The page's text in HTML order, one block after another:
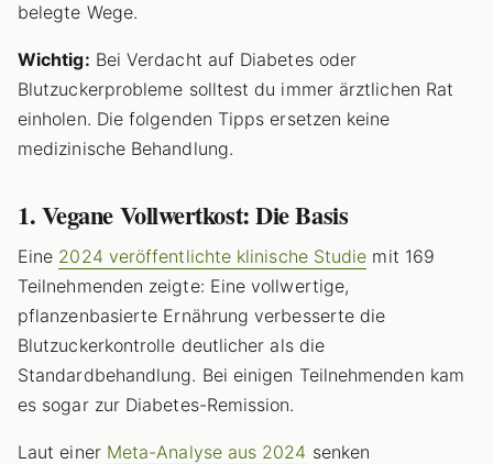
belegte Wege.
Wichtig: Bei Verdacht auf Diabetes oder
Blutzuckerprobleme solltest du immer ärztlichen Rat
einholen. Die folgenden Tipps ersetzen keine
medizinische Behandlung.
1. Vegane Vollwertkost: Die Basis
Eine 2024 veröffentlichte klinische Studie mit 169
Teilnehmenden zeigte: Eine vollwertige,
pflanzenbasierte Ernährung verbesserte die
Blutzuckerkontrolle deutlicher als die
Standardbehandlung. Bei einigen Teilnehmenden kam
es sogar zur Diabetes-Remission.
Laut einer Meta-Analyse aus 2024 senken